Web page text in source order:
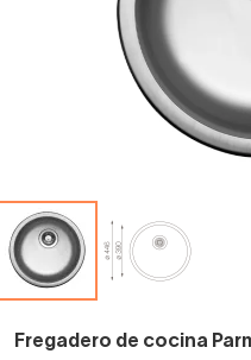
Fregadero de cocina